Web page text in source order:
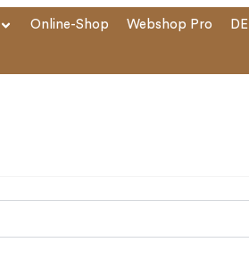
Online-Shop Webshop Pro DE